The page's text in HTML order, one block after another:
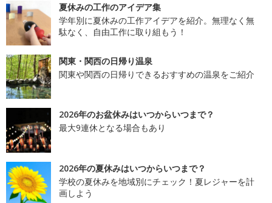
夏休みの工作のアイデア集
学年別に夏休みの工作アイデアを紹介。無理なく無
駄なく、自由工作に取り組もう！
関東・関西の日帰り温泉
関東や関西の日帰りできるおすすめの温泉をご紹介
2026年のお盆休みはいつからいつまで？
最大9連休となる場合もあり
2026年の夏休みはいつからいつまで？
学校の夏休みを地域別にチェック！夏レジャーを計
画しよう